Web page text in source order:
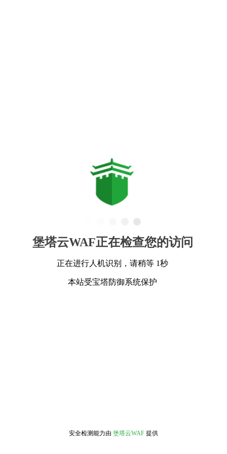
堡塔云WAF正在检查您的访问
正在进行人机识别，请稍等 1秒
本站受宝塔防御系统保护
安全检测能力由 堡塔云WAF 提供